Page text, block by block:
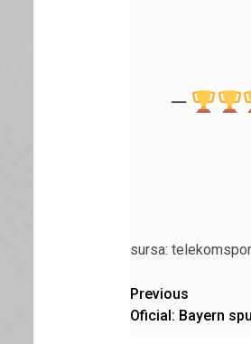
—
sursa:
Post
Previous
Oficial: Bayern